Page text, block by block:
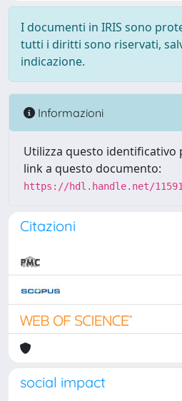
I documenti in IRIS sono
tutti i diritti sono riservati,
indicazione.
Informazioni
Utilizza questo identificativo
link a questo documento:
https://hdl.handle.net/
Citazioni
social impact